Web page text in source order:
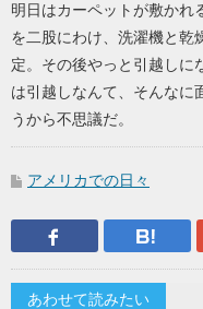
明日はカーペットが敷かれ
を二股にわけ、洗濯機と乾
定。その後やっと引越しに
は引越しなんて、そんなに
うから不思議だ。
アメリカでの日々
Facebook
あわせて読みたい